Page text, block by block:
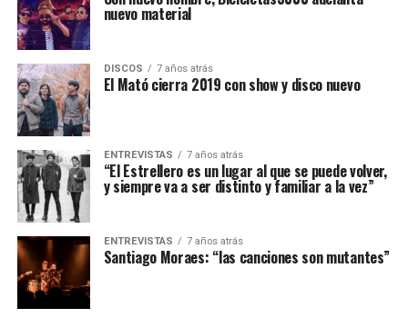
nuevo material
DISCOS 7 años atrás
El Mató cierra 2019 con show y disco nuevo
ENTREVISTAS 7 años atrás
“El Estrellero es un lugar al que se puede volver,
y siempre va a ser distinto y familiar a la vez”
ENTREVISTAS 7 años atrás
Santiago Moraes: “las canciones son mutantes”